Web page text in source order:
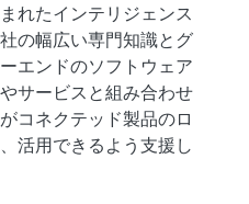
れたインテリジェンス
の幅広い専門知識とグ
エンドのソフトウェア
サービスと組み合わせ
コネクテッド製品のロ
活用できるよう支援し